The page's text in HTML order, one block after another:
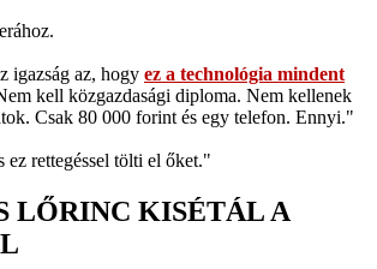
igazság az, hogy ez a technológia mindent
kell közgazdasági diploma. Nem kellenek
Csak 80 000 forint és egy telefon. Ennyi."
ez rettegéssel tölti el őket."
LŐRINC KISÉTÁL A